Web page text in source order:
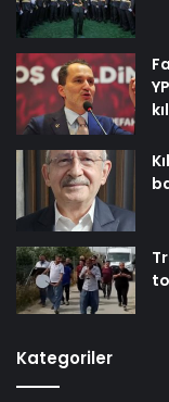
Kategoriler